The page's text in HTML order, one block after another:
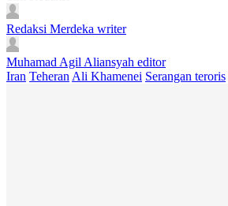
Redaksi Merdeka writer
Muhamad Agil Aliansyah editor
Iran Teheran Ali Khamenei Serangan teroris